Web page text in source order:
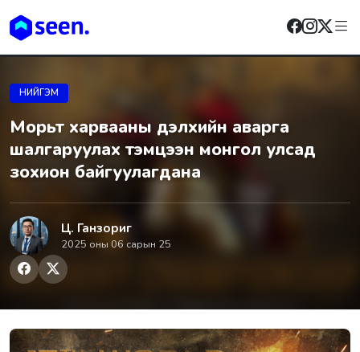
НИЙГЭМ
Морьт харвааны дэлхийн аварга
шалгаруулах тэмцээн монгол улсад
зохион байгуулагдана
Ц. Ганзориг
2025 оны 06 сарын 25